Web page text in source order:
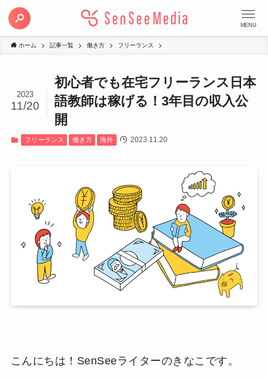
MENU
ホーム 記事一覧 働き方 フリーランス
初心者でも在宅フリーランス日本
語教師は稼げる！3年目の収入公
開
2023
11/20
フリーランス 働き方 海外 2023.11.20
こんにちは！SenSeeライターのきなこです。